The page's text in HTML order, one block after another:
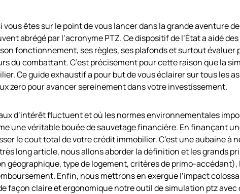
vous êtes sur le point de vous lancer dans la grande aventure
abrégé par l’acronyme PTZ. Ce dispositif de l’État a aidé
fonctionnement, ses règles, ses plafonds et surtout évaluer
du combattant. C’est précisément pour cette raison que la
Ce guide exhaustif a pour but de vous éclairer sur tous les
zero pour avancer sereinement dans votre investissement.
d’intérêt fluctuent et où les normes environnementales
une véritable bouée de sauvetage financière. En finançant
le cout total de votre crédit immobilier. C’est une aubaine à
long article, nous allons aborder la définition et les grands
géographique, type de logement, critères de primo-
Enfin, nous mettrons en exergue l’impact
façon claire et ergonomique notre outil de simulation ptz avec